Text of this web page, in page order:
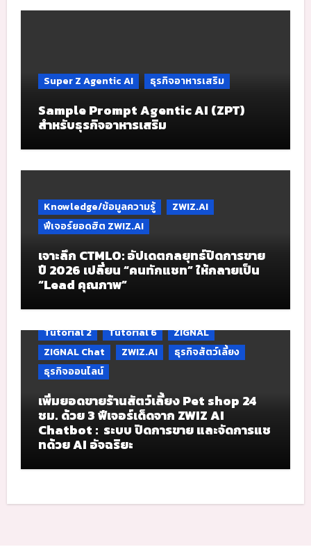
Super Z Agentic AI ธุรกิจอาหารเสริม
Sample Prompt Agentic AI (ZPT)
สำหรับธุรกิจอาหารเสริม
Knowledge/ข้อมูลความรู้
ZWIZ.AI
ฟีเจอร์ยอดฮิต ZWIZ.AI
เจาะลึก CTMLO: อัปเดตกลยุทธ์ปิดการขาย
ปี 2026 เปลี่ยน “คนทักแชท” ให้กลายเป็น
“Lead คุณภาพ”
Tutorial 2 Tutorial 6
ZIGNAL
ZIGNAL Chat
ZWIZ.AI
ธุรกิจสัตว์เลี้ยง
ธุรกิจออนไลน์
เพิ่มยอดขายร้านสัตว์เลี้ยง Pet shop 24
ชม. ด้วย 3 ฟีเจอร์เด็ดจาก ZWIZ AI
Chatbot : ระบบ ปิดการขาย และจัดการแช
ทด้วย AI อัจฉริยะ